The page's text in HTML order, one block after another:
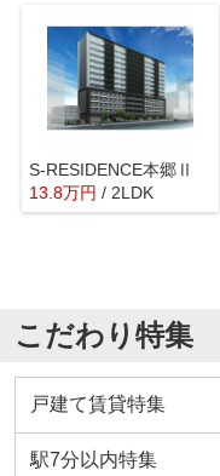
S-RESIDENCE本郷Ⅱ
13.8万円 / 2LDK
こだわり特集
戸建て賃貸特集
駅7分以内特集